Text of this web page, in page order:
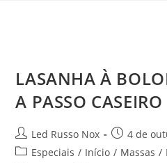
LASANHA À
A PASSO CASEIRO
Led Russo Nox
4 de
Especiais / Início / Massas /